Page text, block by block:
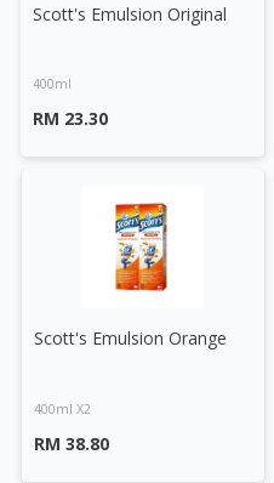
Scott's Emulsion Original
400ml
RM 23.30
Scott's Emulsion Orange
400ml X2
RM 38.80